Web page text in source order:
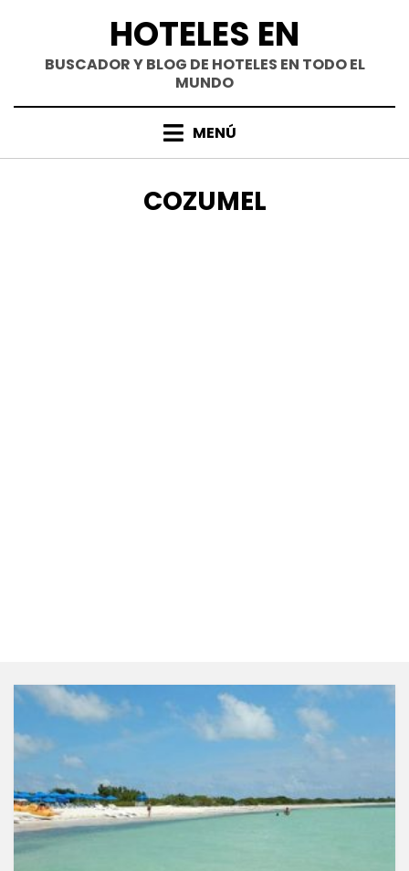
contenido
HOTELES EN
BUSCADOR Y BLOG DE HOTELES EN TODO EL
MUNDO
MENÚ
CATEGORÍA
:
COZUMEL